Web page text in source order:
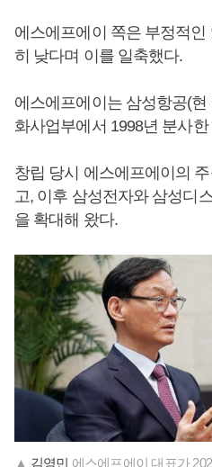
에스에프에이 쪽은 부정적
히 낮다며 이를 일축했다.
에스에프에이는 삼성항공(
화사업부에서 1998년 분사한
창립 당시 에스에프에이의
고, 이후 삼성전자와 삼성디
을 확대해 왔다.
▲ 김영민 에스에프에이 대표가